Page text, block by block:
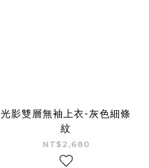
光影雙層無袖上衣-灰色細條
紋
NT$2,680